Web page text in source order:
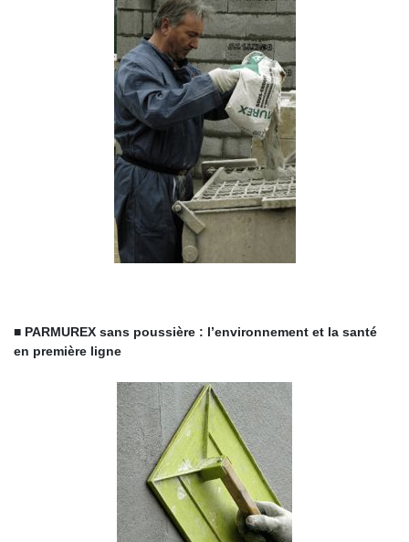
■ PARMUREX sans poussière : l’environnement et la santé
en première ligne